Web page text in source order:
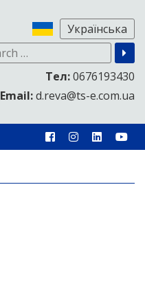
Тел:0676193430
Email:d.reva@ts-e.com.ua